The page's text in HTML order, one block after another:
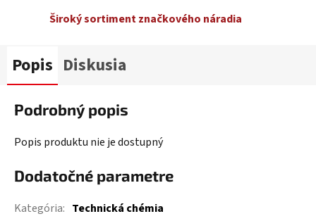
Široký sortiment značkového náradia
Popis Diskusia
Podrobný popis
Popis produktu nie je dostupný
Dodatočné parametre
Kategória: Technická chémia